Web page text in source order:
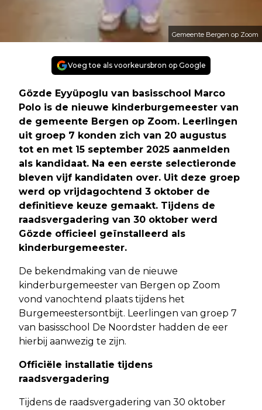
Gemeente Bergen op Zoom
Voeg toe als voorkeursbron op Google
Gözde Eyyüpoglu van basisschool Marco
Polo is de nieuwe kinderburgemeester van
de gemeente Bergen op Zoom. Leerlingen
uit groep 7 konden zich van 20 augustus
tot en met 15 september 2025 aanmelden
als kandidaat. Na een eerste selectieronde
bleven vijf kandidaten over. Uit deze groep
werd op vrijdagochtend 3 oktober de
definitieve keuze gemaakt. Tijdens de
raadsvergadering van 30 oktober werd
Gözde officieel geïnstalleerd als
kinderburgemeester.
De bekendmaking van de nieuwe
kinderburgemeester van Bergen op Zoom
vond vanochtend plaats tijdens het
Burgemeestersontbijt. Leerlingen van groep 7
van basisschool De Noordster hadden de eer
hierbij aanwezig te zijn.
Officiële installatie tijdens
raadsvergadering
Tijdens de raadsvergadering van 30 oktober